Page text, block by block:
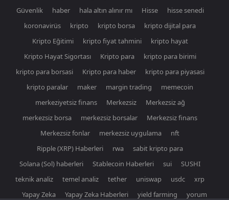
Güvenlik
haber hala altın alınır mı Hisse
hisse senedi
koronavirüs
kripto kripto borsa
kripto dijital para
Kripto Eğitimi
kripto fiyat tahmini
kripto hayat
Kripto Hayat Sigortası
Kripto para
kripto para birimi
kripto para borsasi
Kripto para haber
kripto para piyasasi
kripto paralar
maker margin trading
memecoin
merkeziyetsiz finans
Merkezsiz
Merkezsiz ağ
merkezsiz borsa
merkezsiz borsalar
Merkezsiz finans
Merkezsiz fonlar
merkezsiz uygulama
nft
Ripple (XRP) Haberleri
rwa
sabit kripto para
Solana (Sol) haberleri
Stablecoin Haberleri sui
SUSHI
teknik analiz
temel analiz tether uniswap usdc
xrp
Yapay Zeka
Yapay Zeka Haberleri yield farming yorum